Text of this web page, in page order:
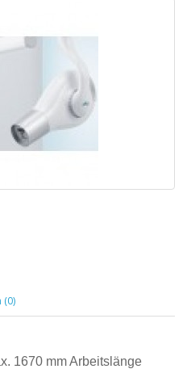
(0)
1670 mm Arbeitslänge